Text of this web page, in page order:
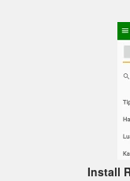
Install